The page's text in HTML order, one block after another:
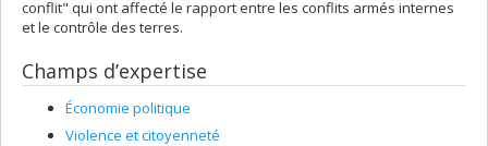
conflit" qui ont affecté le rapport entre les conflits armés internes
et le contrôle des terres.
Champs d’expertise
Économie politique
Violence et citoyenneté